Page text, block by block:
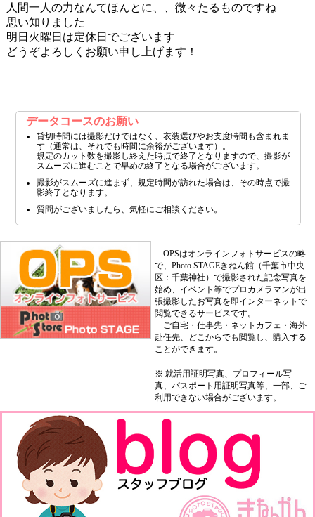
人間一人の力なんてほんとに、、微々たるものですね
思い知りました
明日火曜日は定休日でございます
どうぞよろしくお願い申し上げます！
データコースのお願い
貸切時間には撮影だけではなく、衣装選びやお支度時間も含まれま
す（通常は、それでも時間に余裕がございます）。
規定のカット数を撮影し終えた時点で終了となりますので、撮影が
スムーズに進むことで早めの終了となる場合がございます。
撮影がスムーズに進まず、規定時間が訪れた場合は、その時点で撮
影終了となります。
質問がございましたら、気軽にご相談ください。
OPSはオンラインフォトサービスの略
で、Photo STAGEきねん館（千葉市中央
区：千葉神社）で撮影された記念写真を
始め、イベント等でプロカメラマンが出
張撮影したお写真を即インターネットで
閲覧できるサービスです。
ご自宅・仕事先・ネットカフェ・海外
赴任先、どこからでも閲覧し、購入する
ことができます。
※ 就活用証明写真、プロフィール写
真、パスポート用証明写真等、一部、ご
利用できない場合がございます。